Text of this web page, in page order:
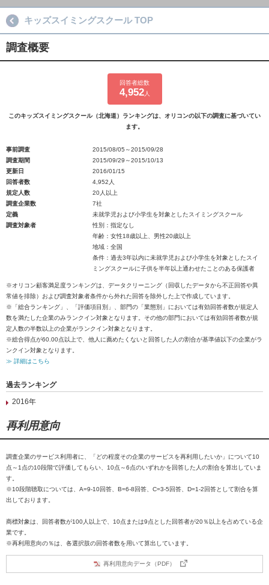
キッズスイミングスクール TOP
調査概要
回答者総数
4,952人
このキッズスイミングスクール（北海道）ランキングは、オリコンの以下の調査に基づいてい
ます。
事前調査
2015/08/05～2015/09/28
調査期間
2015/09/29～2015/10/13
更新日
2016/01/15
回答者数
4,952人
規定人数
20人以上
調査企業数
7社
定義
未就学児および小学生を対象としたスイミングスクール
調査対象者
性別：指定なし
年齢：女性18歳以上、男性20歳以上
地域：全国
条件：過去3年以内に未就学児および小学生を対象としたスイ
ミングスクールに子供を半年以上通わせたことのある保護者
※オリコン顧客満足度ランキングは、データクリーニング（回収したデータから不正回答や異
常値を排除）および調査対象者条件から外れた回答を除外した上で作成しています。
※「総合ランキング」、「評価項目別」、部門の「業態別」においては有効回答者数が規定人
数を満たした企業のみランクイン対象となります。その他の部門においては有効回答者数が規
定人数の半数以上の企業がランクイン対象となります。
※総合得点が60.00点以上で、他人に薦めたくないと回答した人の割合が基準値以下の企業がラ
ンクイン対象となります。
≫ 詳細はこちら
過去ランキング
2016年
再利用意向
調査企業のサービス利用者に、「どの程度その企業のサービスを再利用したいか」について10
点～1点の10段階で評価してもらい、10点～6点のいずれかを回答した人の割合を算出していま
す。
※10段階聴取については、A=9-10回答、B=6-8回答、C=3-5回答、D=1-2回答として割合を算
出しております。
商標対象は、回答者数が100人以上で、10点または9点とした回答者が20％以上を占めている企
業です。
※再利用意向の％は、各選択肢の回答者数を用いて算出しています。
再利用意向データ（PDF）